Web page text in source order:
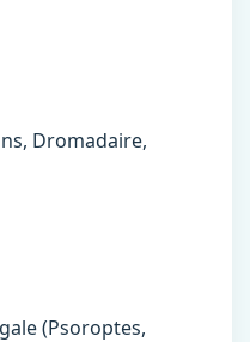
Dromadaire,
(Psoroptes,